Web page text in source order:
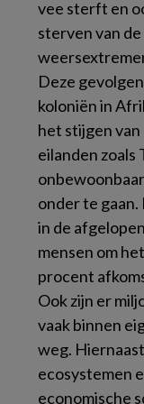
vee sterft en
sterven van
Deze
koloniën in
het stijgen
eilanden zoals
onder te
in de
mensen om
procent
Ook zijn er
vaak binnen
weg.
ecosystemen
economische